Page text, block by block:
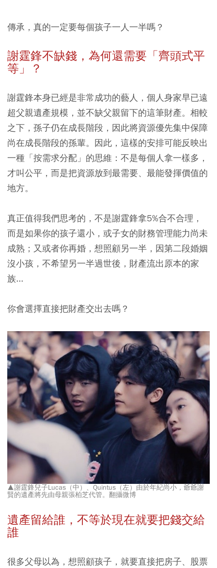
傳承，真的一定要每個孩子一人一半嗎？
謝霆鋒不缺錢，為何還需要「齊頭式平
等」？
謝霆鋒本身已經是非常成功的藝人，個人身家早已遠
超父親遺產規模，並不缺父親留下的這筆財產。相較
之下，孫子仍在成長階段，因此將資源優先集中保障
尚在成長階段的孫輩。因此，這樣的安排可能反映出
一種「按需求分配」的思維：不是每個人拿一樣多，
才叫公平，而是把資源放到最需要、最能發揮價值的
地方。
真正值得我們思考的，不是謝霆鋒拿5%合不合理，
而是如果你的孩子還小，或子女的財務管理能力尚未
成熟；又或者你再婚，想照顧另一半，因第二段婚姻
沒小孩，不希望另一半過世後，財產流出原本的家
族...
你會選擇直接把財產交出去嗎？
▲謝霆鋒兒子Lucas（中）、Quintus（左）由於年紀尚小，爺爺謝
賢的遺產將先由母親張柏芝代管。翻攝微博
遺產留給誰，不等於現在就要把錢交給
誰
很多父母以為，想照顧孩子，就要直接把房子、股票